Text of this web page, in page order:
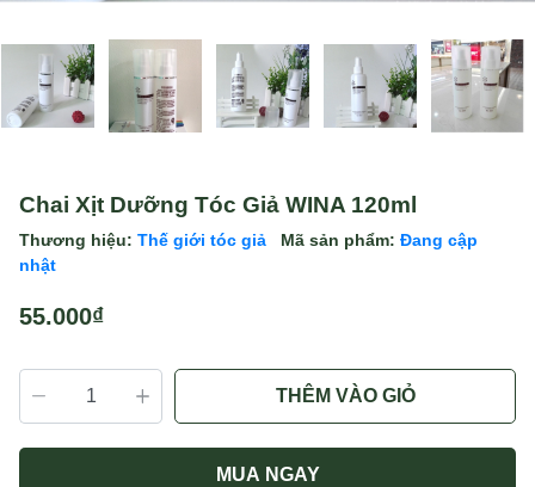
Chai Xịt Dưỡng Tóc Giả WINA 120ml
Thương hiệu: Thế giới tóc giả Mã sản phẩm: Đang cập
nhật
55.000₫
THÊM VÀO GIỎ
MUA NGAY